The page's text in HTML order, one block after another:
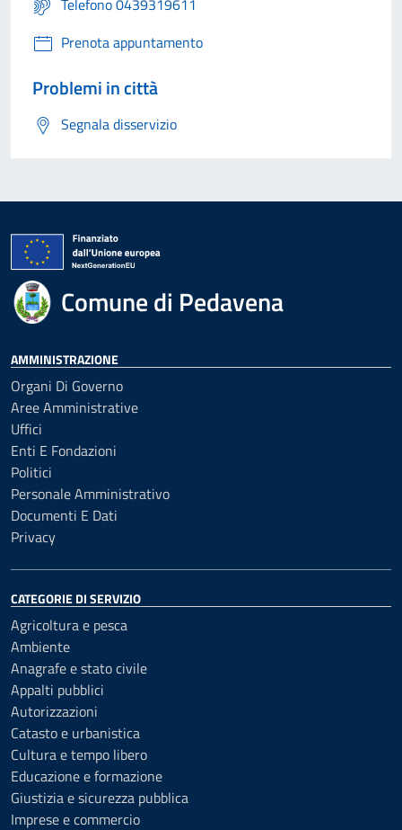
Telefono 0439319611
Prenota appuntamento
Problemi in città
Segnala disservizio
Comune di Pedavena
AMMINISTRAZIONE
Organi Di Governo
Aree Amministrative
Uffici
Enti E Fondazioni
Politici
Personale Amministrativo
Documenti E Dati
Privacy
CATEGORIE DI SERVIZIO
Agricoltura e pesca
Ambiente
Anagrafe e stato civile
Appalti pubblici
Autorizzazioni
Catasto e urbanistica
Cultura e tempo libero
Educazione e formazione
Giustizia e sicurezza pubblica
Imprese e commercio